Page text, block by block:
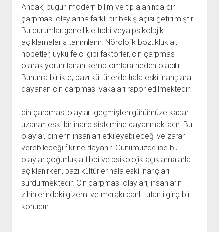
Ancak, bugün modern bilim ve tıp alanında cin
çarpması olaylarına farklı bir bakış açısı getirilmiştir.
Bu durumlar genellikle tıbbi veya psikolojik
açıklamalarla tanımlanır. Nörolojik bozukluklar,
nöbetler, uyku felci gibi faktörler, cin çarpması
olarak yorumlanan semptomlara neden olabilir.
Bununla birlikte, bazı kültürlerde hala eski inançlara
dayanan cin çarpması vakaları rapor edilmektedir.
cin çarpması olayları geçmişten günümüze kadar
uzanan eski bir inanç sistemine dayanmaktadır. Bu
olaylar, cinlerin insanları etkileyebileceği ve zarar
verebileceği fikrine dayanır. Günümüzde ise bu
olaylar çoğunlukla tıbbi ve psikolojik açıklamalarla
açıklanırken, bazı kültürler hala eski inançları
sürdürmektedir. Cin çarpması olayları, insanların
zihinlerindeki gizemi ve merakı canlı tutan ilginç bir
konudur.